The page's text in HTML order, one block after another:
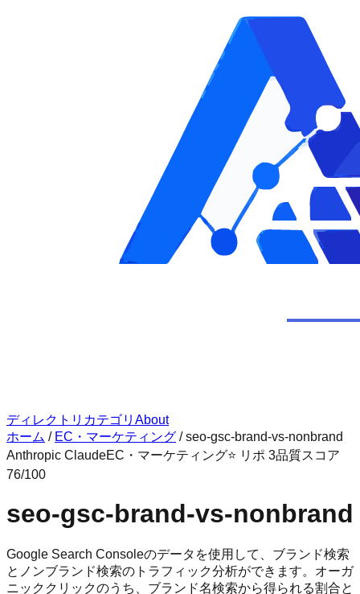
ディレクトリ カテゴリ About
ホーム / EC・マーケティング /seo-gsc-brand-vs-nonbrand
Anthropic ClaudeEC・マーケティング⭐ リポ 3品質スコア
76/100
seo-gsc-brand-vs-nonbrand
Google Search Consoleのデータを使用して、ブランド検索
とノンブランド検索のトラフィック分析ができます。オーガ
ニッククリックのうち、ブランド名検索から得られる割合と